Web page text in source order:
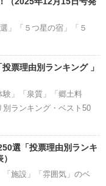
」「５つ星の宿」「５
票理由別ランキング 」
験」「泉質」「郷土料
ランキング・ベスト50
選「投票理由別ランキ
「施設」「雰囲気」のベ